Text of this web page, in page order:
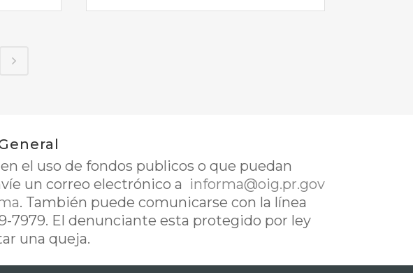
el uso de fondos publicos o que puedan
un correo electrónico a informa@oig.pr.gov
. También puede comunicarse con la línea
7979. El denunciante esta protegido por ley
una queja.